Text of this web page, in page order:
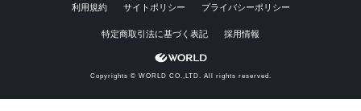
利用規約 サイトポリシー プライバシーポリシー
特定商取引法に基づく表記 採用情報
Copyrights © WORLD CO.,LTD. All rights reserved.